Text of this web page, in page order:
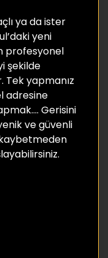
ya da ister
yeni
profesyonel
şekilde
Tek yapmanız
adresine
Gerisini
ve güvenli